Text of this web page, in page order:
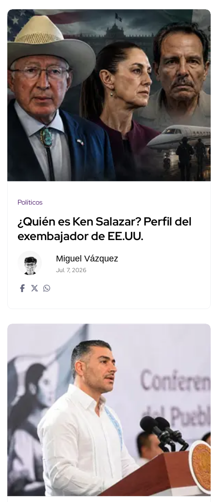
Políticos
¿Quién es Ken Salazar? Perfil del
exembajador de EE.UU.
Miguel Vázquez
Jul. 7, 2026